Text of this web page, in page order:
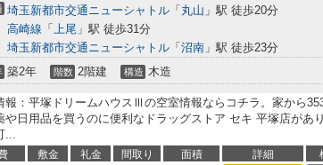
埼玉新都市交通ニューシャトル 「 丸山 」駅 徒歩20分
高崎線 「 上尾 」駅 徒歩31分
埼玉新都市交通ニューシャトル 「 沼南 」駅 徒歩23分
築2年 階数 2階建 構造 木造
報：平塚ドリームハウスⅢの空室情報ならコチラ。家から
や日用品を買うのに便利なドラッグストア セキ 平塚店があ
...
敷金 礼金 間取り 面積 詳細